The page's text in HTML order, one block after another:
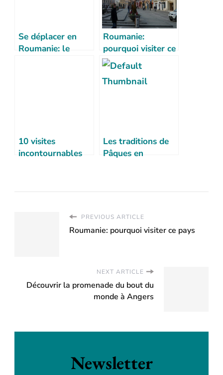
Se déplacer en
Roumanie: le
Roumanie:
pourquoi visiter ce
pays
10 visites
incontournables
Les traditions de
Pâques en
PREVIOUS ARTICLE
Roumanie: pourquoi visiter ce pays
NEXT ARTICLE
Découvrir la promenade du bout du
monde à Angers
Newsletter